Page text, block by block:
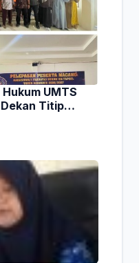
UMTS
Titip